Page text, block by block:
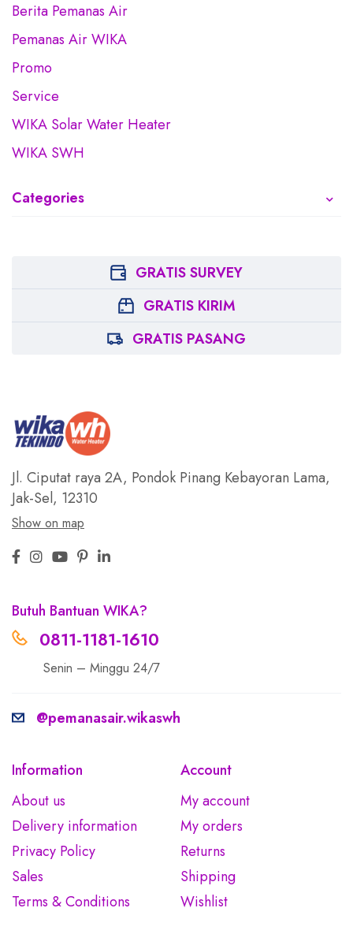
Berita Pemanas Air
Pemanas Air WIKA
Promo
Service
WIKA Solar Water Heater
WIKA SWH
Categories
GRATIS SURVEY
GRATIS KIRIM
GRATIS PASANG
Jl. Ciputat raya 2A, Pondok Pinang Kebayoran Lama,
Jak-Sel, 12310
Show on map
Butuh Bantuan WIKA?
0811-1181-1610
Senin – Minggu 24/7
@pemanasair.wikaswh
Information
About us
Delivery information
Privacy Policy
Sales
Terms & Conditions
Account
My account
My orders
Returns
Shipping
Wishlist